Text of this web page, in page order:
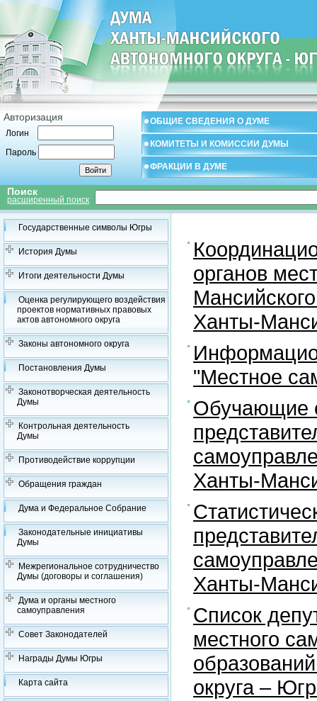
Авторизация
Логин
Пароль
ОБЩИЕ СВЕДЕНИЯ О ДУМЕ
КОМИТЕТЫ И КОМИССИИ ДУМЫ
ФРАКЦИИ В ДУМЕ
Поиск
расширенный поиск
Государственные символы Югры
История Думы
Итоги деятельности Думы
Оценка регулирующего воздействия
проектов нормативных правовых
актов автономного округа
Законы автономного округа
Постановления Думы
Законотворческая деятельность
Думы
Контрольная деятельность
Думы
Противодействие коррупции
Обращения граждан
Дума и Федеральное Собрание
Законодательные инициативы
Думы
Межрегиональное сотрудничество
Думы (договоры и соглашения)
Дума и органы местного
самоуправления
Совет Законодателей
Награды Думы Югры
Карта сайта
органов
Ханты-
"Местное
Обучающие
Ханты-
Ханты-
Список
местного
округа –